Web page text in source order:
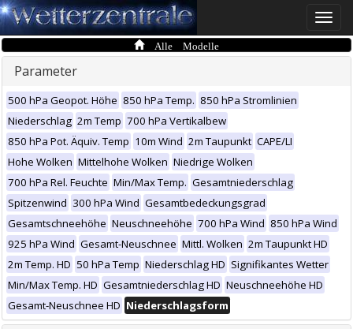
Toggle
Alle Modelle
Parameter
500 hPa Geopot. Höhe 850 hPa Temp. 850 hPa Stromlinien
Niederschlag 2m Temp 700 hPa Vertikalbew
850 hPa Pot. Äquiv. Temp 10m Wind 2m Taupunkt CAPE/LI
Hohe Wolken Mittelhohe Wolken Niedrige Wolken
700 hPa Rel. Feuchte Min/Max Temp. Gesamtniederschlag
Spitzenwind 300 hPa Wind Gesamtbedeckungsgrad
Gesamtschneehöhe Neuschneehöhe 700 hPa Wind 850 hPa Wind
925 hPa Wind Gesamt-Neuschnee Mittl. Wolken 2m Taupunkt HD
2m Temp. HD 50 hPa Temp Niederschlag HD Signifikantes Wetter
Min/Max Temp. HD Gesamtniederschlag HD Neuschneehöhe HD
Gesamt-Neuschnee HD Niederschlagsform